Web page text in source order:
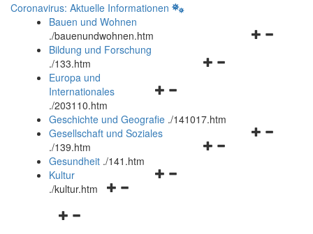
Coronavirus: Aktuelle Informationen
Bauen und Wohnen
./bauenundwohnen.htm
Navigationsmenü
Bildung und Forschung
./133.htm
Navigationsmenü
und
schließen
Europa und
Internationales
./203110.htm
Geschichte und Geografie ./141017.htm
Navigationsmenü
Gesellschaft und Soziales
./139.htm
Navigationsmenü
Gesundheit ./141.htm
Navigationsmenü
Kultur
./kultur.htm
Navigationsmenü